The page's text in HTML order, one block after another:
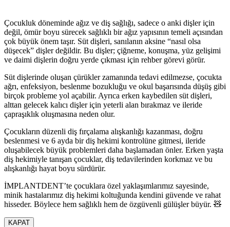
Çocukluk döneminde ağız ve diş sağlığı, sadece o anki dişler için
değil, ömür boyu sürecek sağlıklı bir ağız yapısının temeli açısından
çok büyük önem taşır. Süt dişleri, sanılanın aksine “nasıl olsa
düşecek” dişler değildir. Bu dişler; çiğneme, konuşma, yüz gelişimi
ve daimi dişlerin doğru yerde çıkması için rehber görevi görür.
Süt dişlerinde oluşan çürükler zamanında tedavi edilmezse, çocukta
ağrı, enfeksiyon, beslenme bozukluğu ve okul başarısında düşüş gibi
birçok probleme yol açabilir. Ayrıca erken kaybedilen süt dişleri,
alttan gelecek kalıcı dişler için yeterli alan bırakmaz ve ileride
çapraşıklık oluşmasına neden olur.
Çocukların düzenli diş fırçalama alışkanlığı kazanması, doğru
beslenmesi ve 6 ayda bir diş hekimi kontrolüne gitmesi, ileride
oluşabilecek büyük problemleri daha başlamadan önler. Erken yaşta
diş hekimiyle tanışan çocuklar, diş tedavilerinden korkmaz ve bu
alışkanlığı hayat boyu sürdürür.
İMPLANTDENT’te çocuklara özel yaklaşımlarımız sayesinde,
minik hastalarımız diş hekimi koltuğunda kendini güvende ve rahat
hisseder. Böylece hem sağlıklı hem de özgüvenli gülüşler büyür. 🧸
KAPAT